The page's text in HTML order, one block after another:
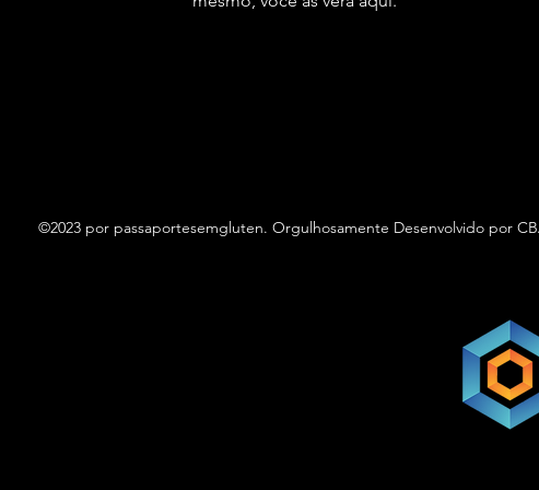
©2023 por passaportesemgluten. Orgulhosamente Desenvolvido por